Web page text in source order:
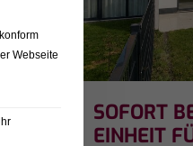
IN
SOFORT
EINHEIT
Webseite